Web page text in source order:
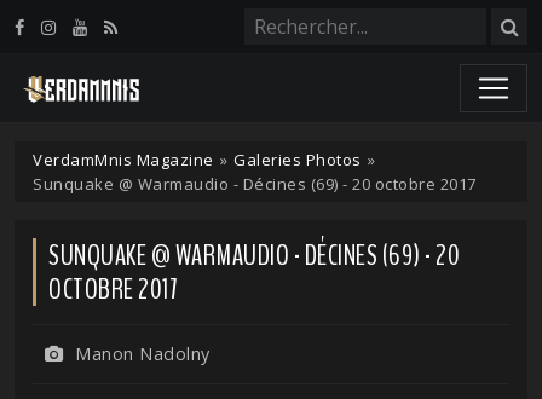
VerdamMnis Magazine » Galeries Photos »
Sunquake @ Warmaudio - Décines (69) - 20 octobre 2017
SUNQUAKE @ WARMAUDIO - DÉCINES (69) - 20
OCTOBRE 2017
Manon Nadolny
Panneau de gestion des cookies